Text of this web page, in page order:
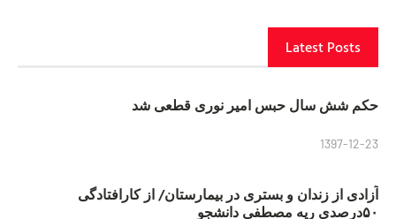
Latest Posts
حکم شش سال حبس امیر نوری قطعی شد
1397-12-23
آزادی از زندان و بستری در بیمارستان/ از کارافتادگی
۵۰درصدی ریه مصطفی دانشجو